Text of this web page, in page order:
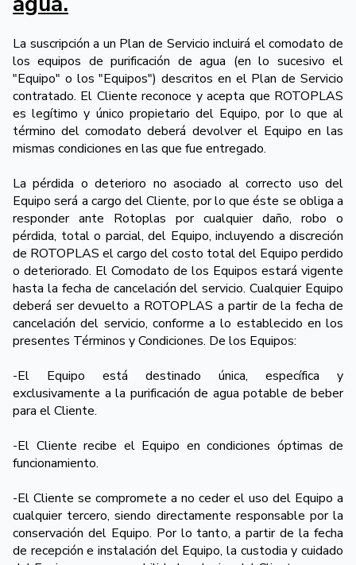
La suscripción a un Plan de Servicio incluirá el comodato de
los equipos de purificación de agua (en lo sucesivo el
"Equipo" o los "Equipos") descritos en el Plan de Servicio
contratado. El Cliente reconoce y acepta que ROTOPLAS
es legítimo y único propietario del Equipo, por lo que al
término del comodato deberá devolver el Equipo en las
mismas condiciones en las que fue entregado.
La pérdida o deterioro no asociado al correcto uso del
Equipo será a cargo del Cliente, por lo que éste se obliga a
responder ante Rotoplas por cualquier daño, robo o
pérdida, total o parcial, del Equipo, incluyendo a discreción
de ROTOPLAS el cargo del costo total del Equipo perdido
o deteriorado. El Comodato de los Equipos estará vigente
hasta la fecha de cancelación del servicio. Cualquier Equipo
deberá ser devuelto a ROTOPLAS a partir de la fecha de
cancelación del servicio, conforme a lo establecido en los
presentes Términos y Condiciones. De los Equipos:
-El Equipo está destinado única, específica y
exclusivamente a la purificación de agua potable de beber
para el Cliente.
-El Cliente recibe el Equipo en condiciones óptimas de
funcionamiento.
-El Cliente se compromete a no ceder el uso del Equipo a
cualquier tercero, siendo directamente responsable por la
conservación del Equipo. Por lo tanto, a partir de la fecha
de recepción e instalación del Equipo, la custodia y cuidado